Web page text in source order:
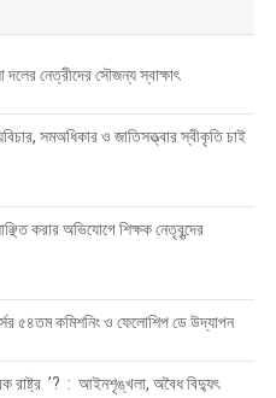
নেত্রীদের সৌজন্য স্বাক্ষাৎ
সমঅধিকার ও জাতিসত্ত্বার স্বীকৃতি চাই
করার অভিযোগে শিক্ষক নেতৃবৃন্দের
৫৪তম কমিশনিং ও ফেলোশিপ ডে উদ্‌যাপন
রাষ্ট্র ’? : আইনশৃঙ্খলা, অবৈধ বিদ্যুৎ